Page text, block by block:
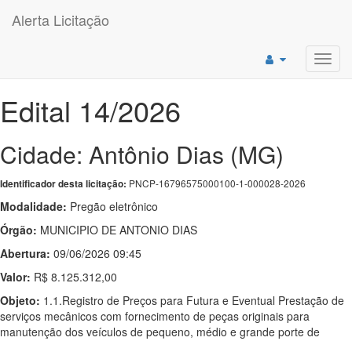
Alerta Licitação
Edital 14/2026
Cidade: Antônio Dias (MG)
Identificador desta licitação: PNCP-16796575000100-1-000028-2026
Modalidade: Pregão eletrônico
Órgão: MUNICIPIO DE ANTONIO DIAS
Abertura: 09/06/2026 09:45
Valor: R$ 8.125.312,00
Objeto: 1.1.Registro de Preços para Futura e Eventual Prestação de
serviços mecânicos com fornecimento de peças originais para
manutenção dos veículos de pequeno, médio e grande porte de